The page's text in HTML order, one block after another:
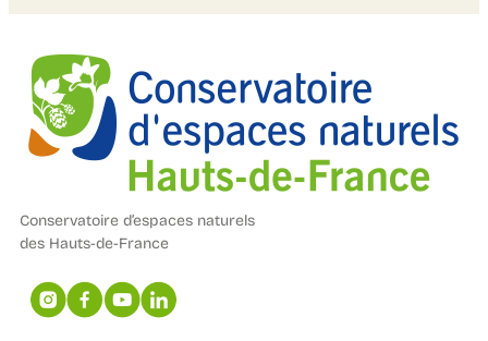
Conservatoire d’espaces naturels
des Hauts-de-France